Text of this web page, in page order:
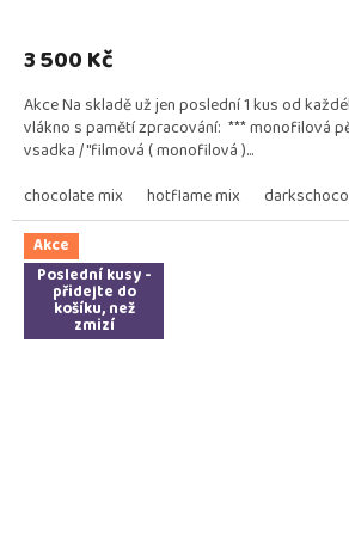
3 500 Kč
Akce Na skladě už jen poslední 1 kus od
vlákno s pamětí zpracování: *** monofilová
vsadka / "filmová ( monofilová )...
chocolate mix
hotflame mix
Akce
Poslední kusy -
přidejte do
košíku, než
zmizí